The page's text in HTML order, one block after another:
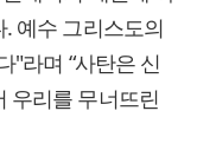
예수 그리스도의
"라며 “사탄은 신
우리를 무너뜨린